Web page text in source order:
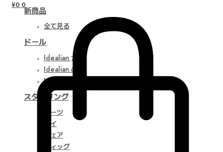
新商品
全て見る
ドール
Idealian 75 M
Idealian 68 F
Idealian 51 M
スタイリング
パーツ
アイ
ウェア
ウィッグ
¥0 0